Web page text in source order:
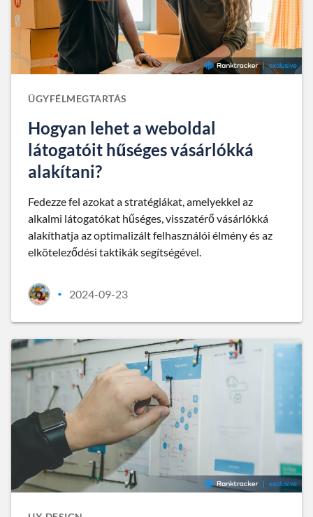
ÜGYFÉLMEGTARTÁS
Hogyan lehet a weboldal
látogatóit hűséges vásárlókká
alakítani?
Fedezze fel azokat a stratégiákat, amelyekkel az
alkalmi látogatókat hűséges, visszatérő vásárlókká
alakíthatja az optimalizált felhasználói élmény és az
elköteleződési taktikák segítségével.
• 2024-09-23